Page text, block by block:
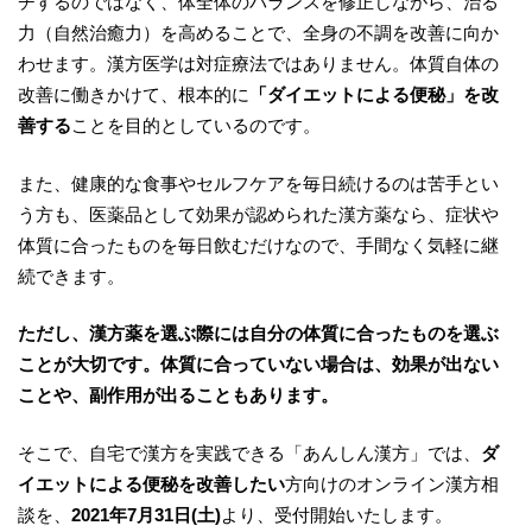
力（自然治癒力）を高めることで、全身の不調を改善に向か
わせます。漢方医学は対症療法ではありません。体質自体の
改善に働きかけて、根本的に
「ダイエットによる便秘」を改
善することを目的としているのです。
また、健康的な食事やセルフケアを毎日続けるのは苦手とい
う方も、医薬品として効果が認められた漢方薬なら、症状や
体質に合ったものを毎日飲むだけなので、手間なく気軽に継
続できます。
ただし、漢方薬を選ぶ際には自分の体質に合ったものを選ぶ
ことが大切です。体質に合っていない場合は、効果が出ない
ことや、副作用が出ることもあります。
そこで、自宅で漢方を実践できる「あんしん漢方」では、 ダ
イエットによる便秘を改善したい方向けのオンライン漢方相
談を、 2021年7月31日(土)より、受付開始いたします。